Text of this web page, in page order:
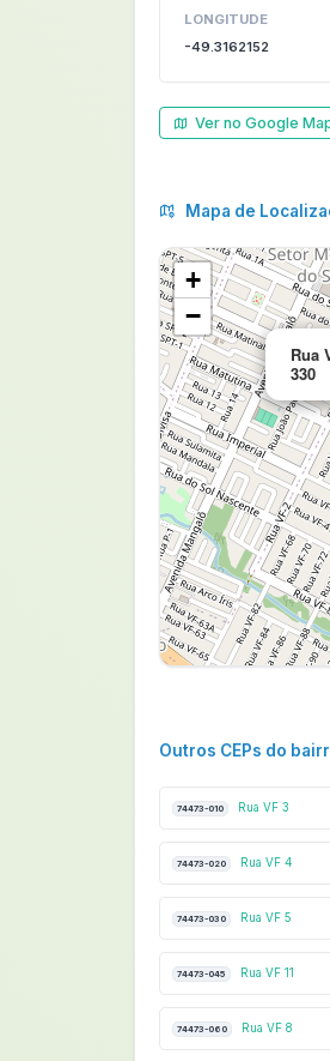
LONGITUDE
-49.3162152
Ver no Google
Mapa de
Rua
330
+
−
Outros CEPs do
74473-010 Rua VF 3
74473-020 Rua VF 4
74473-030 Rua VF 5
74473-045 Rua VF 11
74473-060 Rua VF 8